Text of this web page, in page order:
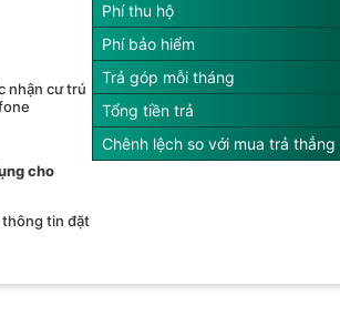
nhận cư trú
cho
thông tin đặt
Phí thu hộ
Phí bảo hiểm
Trả góp mỗi tháng
Tổng tiền trả
Chênh lệch so với mua trả thẳng